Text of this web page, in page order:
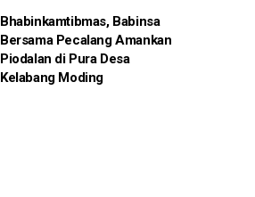
Bhabinkamtibmas, Babinsa
Bersama Pecalang Amankan
Piodalan di Pura Desa
Kelabang Moding